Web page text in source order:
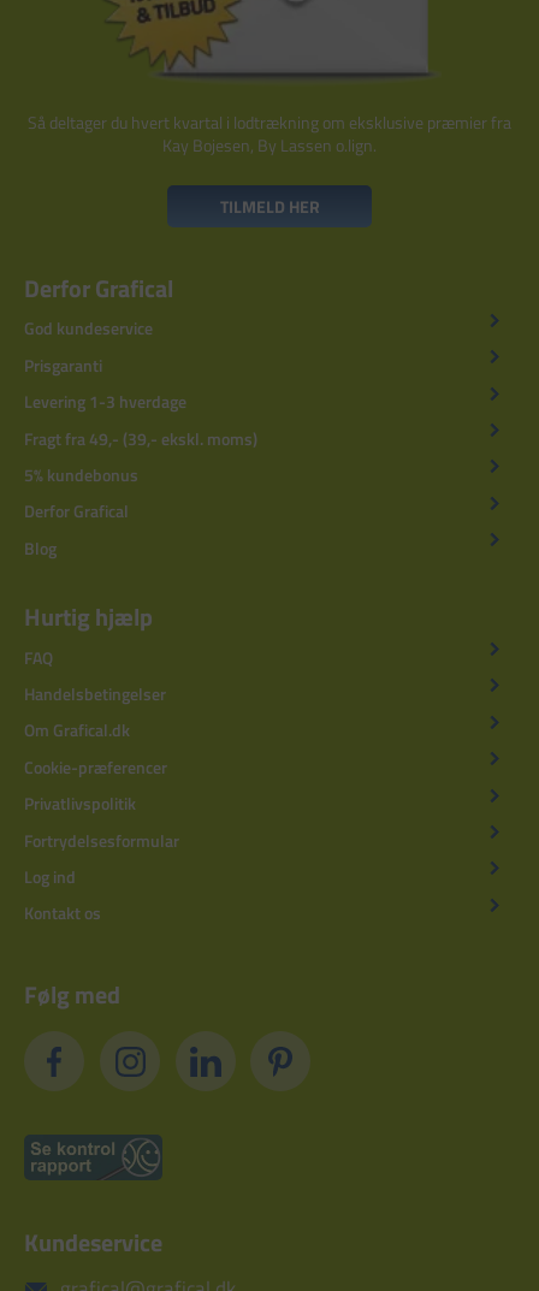
Så deltager du hvert kvartal i lodtrækning om eksklusive præmier fra
Kay Bojesen, By Lassen o.lign.
TILMELD HER
Derfor Grafical
God kundeservice
Prisgaranti
Levering 1-3 hverdage
Fragt fra 49,- (39,- ekskl. moms)
5% kundebonus
Derfor Grafical
Blog
Hurtig hjælp
FAQ
Handelsbetingelser
Om Grafical.dk
Cookie-præferencer
Privatlivspolitik
Fortrydelsesformular
Log ind
Kontakt os
Følg med
Kundeservice